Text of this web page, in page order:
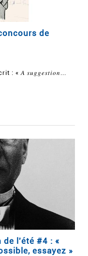
de
: « 𝐴 𝑠𝑢𝑔𝑔𝑒𝑠𝑡𝑖𝑜𝑛...
de l'été #4 : «
essayez »